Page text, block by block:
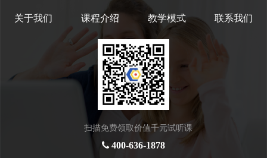
关于我们 课程介绍 教学模式 联系我们
扫描免费领取价值千元试听课
400-636-1878